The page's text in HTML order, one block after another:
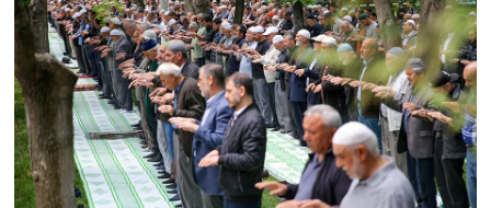
Erzincan Müftülüğü
Erzurum Müftülüğü
Eskişehir Müftülüğü
Gaziantep Müftülüğü